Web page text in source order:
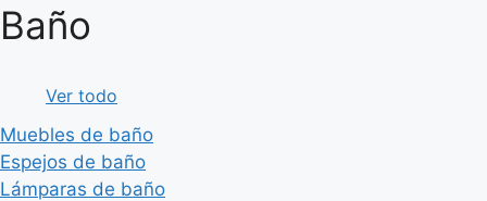
Baño
Ver todo
Muebles de baño
Espejos de baño
Lámparas de baño